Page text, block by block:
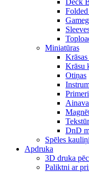
Deck
Miniatūras
Krāsu
Otiņas
Primeri
DnD
Spēles kauliņi
Apdruka
3D druka
Paliktni ar